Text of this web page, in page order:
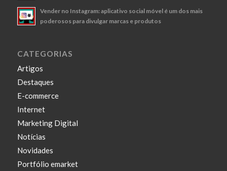
Vender no Instagram: aplicativo social móvel é um dos mais
poderosos para divulgar marcas e produtos
CATEGORIAS
Artigos
Destaques
E-commerce
Internet
Marketing Digital
Notícias
Novidades
Portfólio emarket